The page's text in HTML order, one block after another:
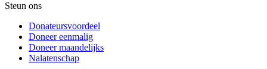
Steun ons
Donateursvoordeel
Doneer eenmalig
Doneer maandelijks
Nalatenschap